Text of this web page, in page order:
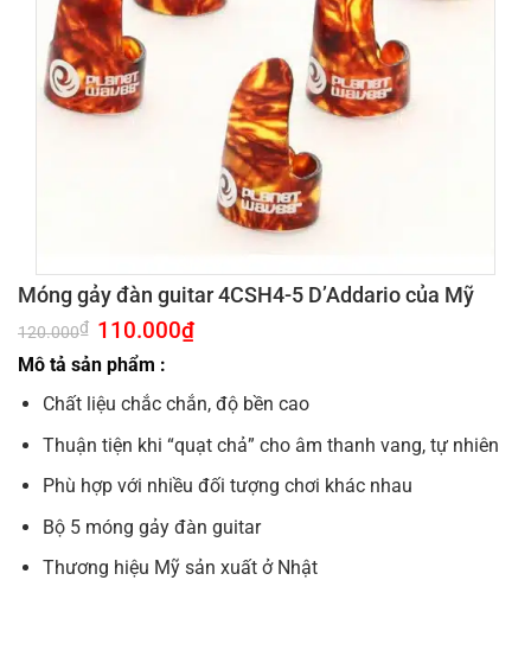
Móng gảy đàn guitar 4CSH4-5 D’Addario của Mỹ
120.000₫ Giá
gốc
là:
120.000₫.
110.000₫Giá
110.000₫.
Mô tả sản phẩm :
Chất liệu chắc chắn, độ bền cao
Thuận tiện khi “quạt chả” cho âm thanh vang, tự nhiên
Phù hợp với nhiều đối tượng chơi khác nhau
Bộ 5 móng gảy đàn guitar
Thương hiệu Mỹ sản xuất ở Nhật